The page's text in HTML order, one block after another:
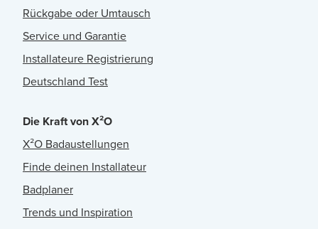
Rückgabe oder Umtausch
Service und Garantie
Installateure Registrierung
Deutschland Test
Die Kraft von X²O
X²O Badaustellungen
Finde deinen Installateur
Badplaner
Trends und Inspiration